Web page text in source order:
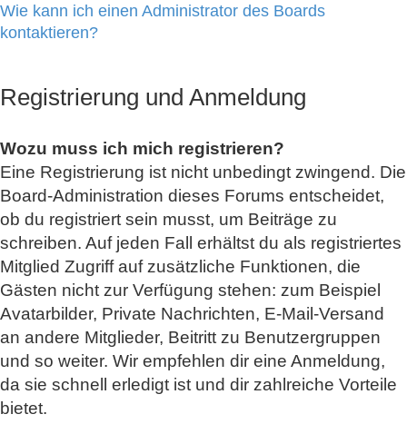
Wie kann ich einen Administrator des Boards
kontaktieren?
Registrierung und Anmeldung
Wozu muss ich mich registrieren?
Eine Registrierung ist nicht unbedingt zwingend. Die
Board-Administration dieses Forums entscheidet,
ob du registriert sein musst, um Beiträge zu
schreiben. Auf jeden Fall erhältst du als registriertes
Mitglied Zugriff auf zusätzliche Funktionen, die
Gästen nicht zur Verfügung stehen: zum Beispiel
Avatarbilder, Private Nachrichten, E-Mail-Versand
an andere Mitglieder, Beitritt zu Benutzergruppen
und so weiter. Wir empfehlen dir eine Anmeldung,
da sie schnell erledigt ist und dir zahlreiche Vorteile
bietet.